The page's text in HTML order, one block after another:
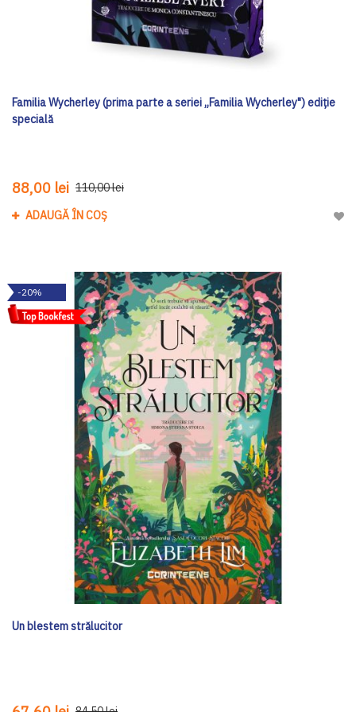
Familia Wycherley (prima parte a seriei „Familia Wycherley") ediţie
specială
88,00 lei 110,00 lei
ADAUGĂ ÎN COȘ
-20%
Un blestem strălucitor